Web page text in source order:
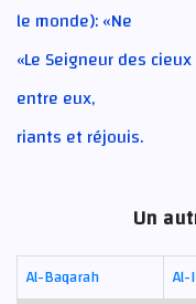
le monde): «Ne
«Le Seigneur des
entre eux,
riants et réjouis.
Un
Al-Baqarah